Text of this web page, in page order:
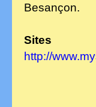
Besançon.
http://